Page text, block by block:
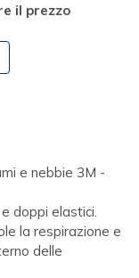
il prezzo
e nebbie 3M -
doppi elastici.
la respirazione e
delle